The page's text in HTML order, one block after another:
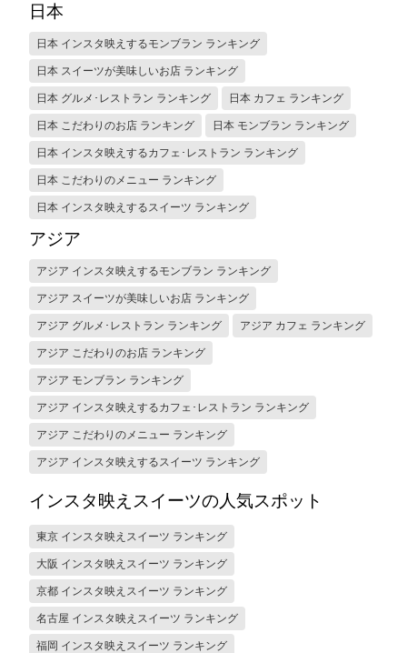
日本
日本 インスタ映えするモンブラン ランキング
日本 スイーツが美味しいお店 ランキング
日本 グルメ･レストラン ランキング 日本 カフェ ランキング
日本 こだわりのお店 ランキング 日本 モンブラン ランキング
日本 インスタ映えするカフェ･レストラン ランキング
日本 こだわりのメニュー ランキング
日本 インスタ映えするスイーツ ランキング
アジア
アジア インスタ映えするモンブラン ランキング
アジア スイーツが美味しいお店 ランキング
アジア グルメ･レストラン ランキング アジア カフェ ランキング
アジア こだわりのお店 ランキング
アジア モンブラン ランキング
アジア インスタ映えするカフェ･レストラン ランキング
アジア こだわりのメニュー ランキング
アジア インスタ映えするスイーツ ランキング
インスタ映えスイーツの人気スポット
東京 インスタ映えスイーツ ランキング
大阪 インスタ映えスイーツ ランキング
京都 インスタ映えスイーツ ランキング
名古屋 インスタ映えスイーツ ランキング
福岡 インスタ映えスイーツ ランキング